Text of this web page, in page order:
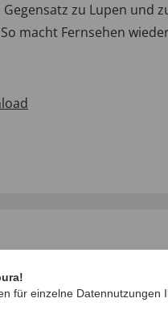
zu Lupen und
macht Fernsehen
für einzelne